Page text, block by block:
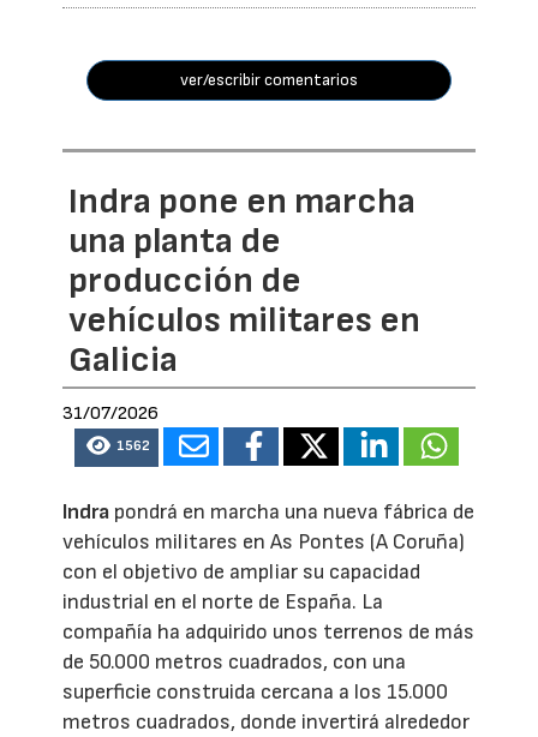
ver/escribir comentarios
Indra pone en marcha
una planta de
producción de
vehículos militares en
Galicia
31/07/2026
1562
Indra pondrá en marcha una nueva fábrica de
vehículos militares en As Pontes (A Coruña)
con el objetivo de ampliar su capacidad
industrial en el norte de España. La
compañía ha adquirido unos terrenos de más
de 50.000 metros cuadrados, con una
superficie construida cercana a los 15.000
metros cuadrados, donde invertirá alrededor